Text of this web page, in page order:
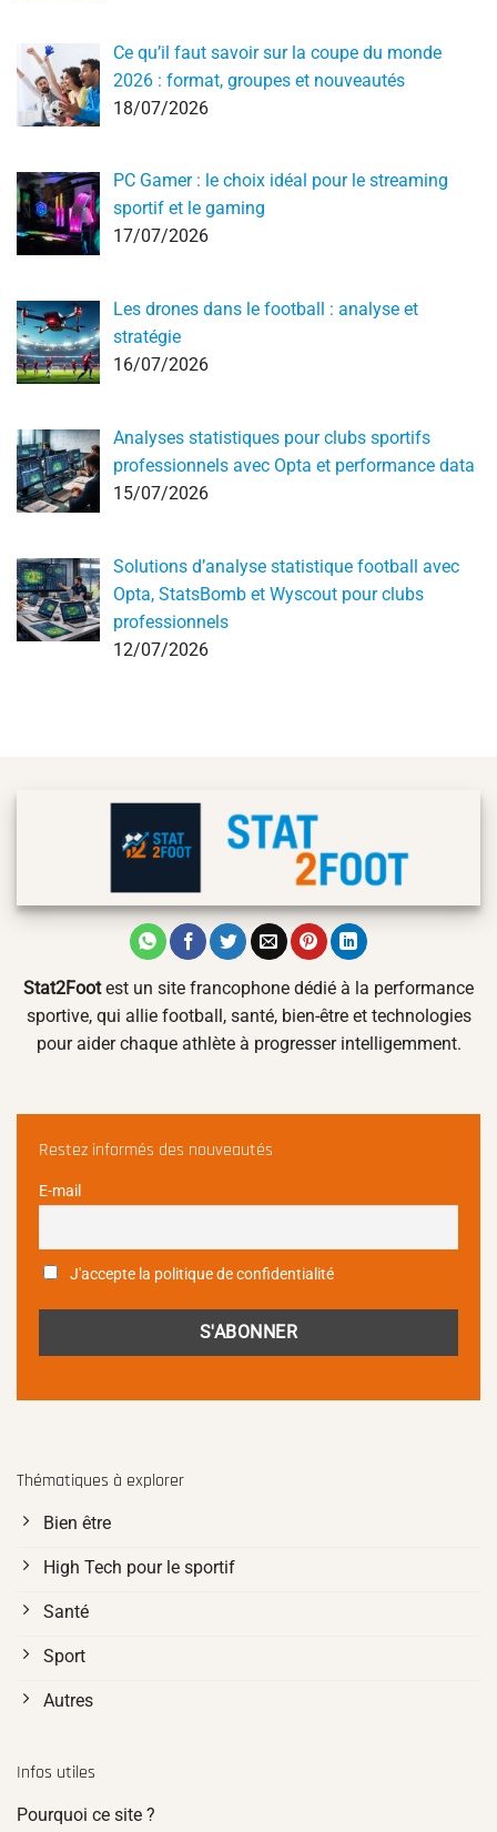
Ce qu’il faut savoir sur la coupe du monde
2026 : format, groupes et nouveautés
18/07/2026
PC Gamer : le choix idéal pour le streaming
sportif et le gaming
17/07/2026
Les drones dans le football : analyse et
stratégie
16/07/2026
Analyses statistiques pour clubs sportifs
professionnels avec Opta et performance data
15/07/2026
Solutions d’analyse statistique football avec
Opta, StatsBomb et Wyscout pour clubs
professionnels
12/07/2026
Stat2Footest un site francophone dédié à la performance
sportive, qui allie football, santé, bien-être et technologies
pour aider chaque athlète à progresser intelligemment.
Restez informés des nouveautés
E-mail
J'accepte la politique de confidentialité
Thématiques à explorer
Bien être
High Tech pour le sportif
Santé
Sport
Autres
Infos utiles
Pourquoi ce site ?